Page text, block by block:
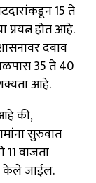
15 ते
प्रयत्न होत आहे.
दबाव
35 ते 40
आहे.
की,
सुरुवात
11 वाजता
केले जाईल.